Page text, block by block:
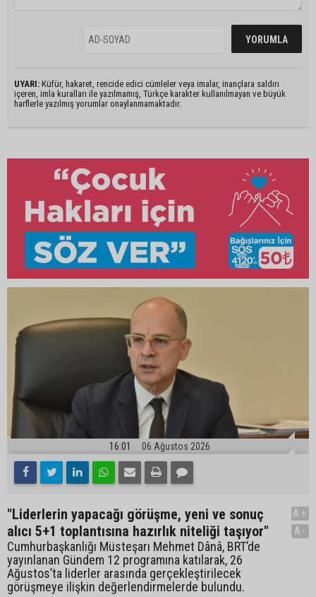
UYARI: Küfür, hakaret, rencide edici cümleler veya imalar, inançlara saldırı
içeren, imla kuralları ile yazılmamış, Türkçe karakter kullanılmayan ve büyük
harflerle yazılmış yorumlar onaylanmamaktadır.
16:01 06 Ağustos 2026
"Liderlerin yapacağı görüşme, yeni ve sonuç
alıcı 5+1 toplantısına hazırlık niteliği taşıyor"
Cumhurbaşkanlığı Müsteşarı Mehmet Dânâ, BRT’de
yayınlanan Gündem 12 programına katılarak, 26
Ağustos’ta liderler arasında gerçekleştirilecek
görüşmeye ilişkin değerlendirmelerde bulundu.
A+
A-